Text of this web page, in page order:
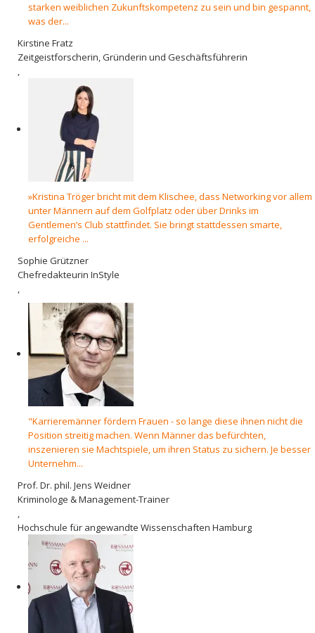
starken weiblichen Zukunftskompetenz zu sein und bin gespannt,
was der...
Kirstine Fratz
Zeitgeistforscherin, Gründerin und Geschäftsführerin
,
»Kristina Tröger bricht mit dem Klischee, dass Networking vor allem
unter Männern auf dem Golfplatz oder über Drinks im
Gentlemen’s Club stattfindet. Sie bringt stattdessen smarte,
erfolgreiche ...
Sophie Grützner
Chefredakteurin InStyle
,
"Karrieremänner fördern Frauen - so lange diese ihnen nicht die
Position streitig machen. Wenn Männer das befürchten,
inszenieren sie Machtspiele, um ihren Status zu sichern. Je besser
Unternehm...
Prof. Dr. phil. Jens Weidner
Kriminologe & Management-Trainer
,
Hochschule für angewandte Wissenschaften Hamburg